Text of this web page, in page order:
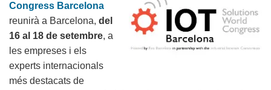
IoT
World
Congress
i
sorteig
de
Congress Barcelona
reunirà a Barcelona, del
16 al 18 de setembre, a
les empreses i els
experts internacionals
més destacats de